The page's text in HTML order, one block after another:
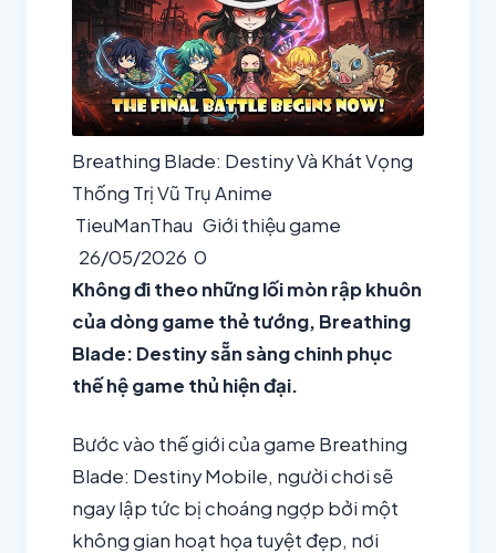
Breathing Blade: Destiny Và Khát Vọng
Thống Trị Vũ Trụ Anime
TieuManThau Giới thiệu game
26/05/2026 0
Không đi theo những lối mòn rập khuôn
của dòng game thẻ tướng, Breathing
Blade: Destiny sẵn sàng chinh phục
thế hệ game thủ hiện đại.
Bước vào thế giới của game Breathing
Blade: Destiny Mobile, người chơi sẽ
ngay lập tức bị choáng ngợp bởi một
không gian hoạt họa tuyệt đẹp, nơi